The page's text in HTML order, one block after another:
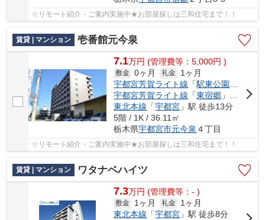
☆リモート紹介・ご案内実施中★お部屋探しは三和住宅まで！！
賃貸 | マンション 壱番館元今泉
7.1万円 (管理費等：5,000円 )
敷金 0ヶ月 礼金
1ヶ月
宇都宮芳賀ライト線 「駅東公園前
宇都宮芳賀ライト線 「東宿郷 」駅 徒歩6分
東北本線 「宇都宮 」駅 徒歩13分
5階 / 1K / 36.11㎡
栃木県宇都宮市元今泉 ４丁目
☆リモート紹介・ご案内実施中★お部屋探しは三和住宅まで！！
賃貸 | マンション ワタナベハイツ
7.3万円 (管理費等：- )
敷金 1ヶ月 礼金
1ヶ月
東北本線 「宇都宮 」駅 徒歩8分